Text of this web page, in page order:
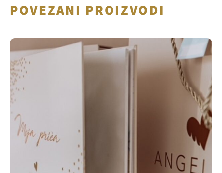
POVEZANI PROIZVODI